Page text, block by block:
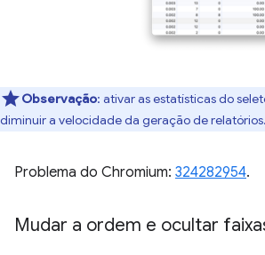
Observação: ativar as estatísticas do
diminuir a velocidade da geração de relatórios.
Problema do Chromium: 324282954.
Mudar a ordem e ocultar